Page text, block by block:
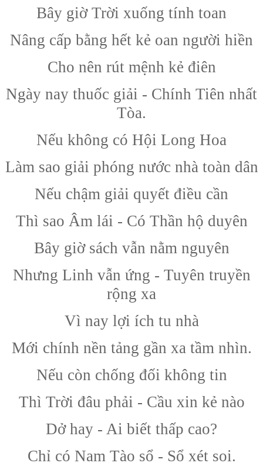
Bây giờ Trời xuống tính toan
Nâng cấp bằng hết kẻ oan người hiền
Cho nên rút mệnh kẻ điên
Ngày nay thuốc giải - Chính Tiên nhất
Tòa.
Nếu không có Hội Long Hoa
Làm sao giải phóng nước nhà toàn dân
Nếu chậm giải quyết điều cần
Thì sao Âm lái - Có Thần hộ duyên
Bây giờ sách vẫn nằm nguyên
Nhưng Linh vẫn ứng - Tuyên truyền
rộng xa
Vì nay lợi ích tu nhà
Mới chính nền tảng gần xa tầm nhìn.
Nếu còn chống đối không tin
Thì Trời đâu phải - Cầu xin kẻ nào
Dở hay - Ai biết thấp cao?
Chỉ có Nam Tào sổ - Sổ xét soi.